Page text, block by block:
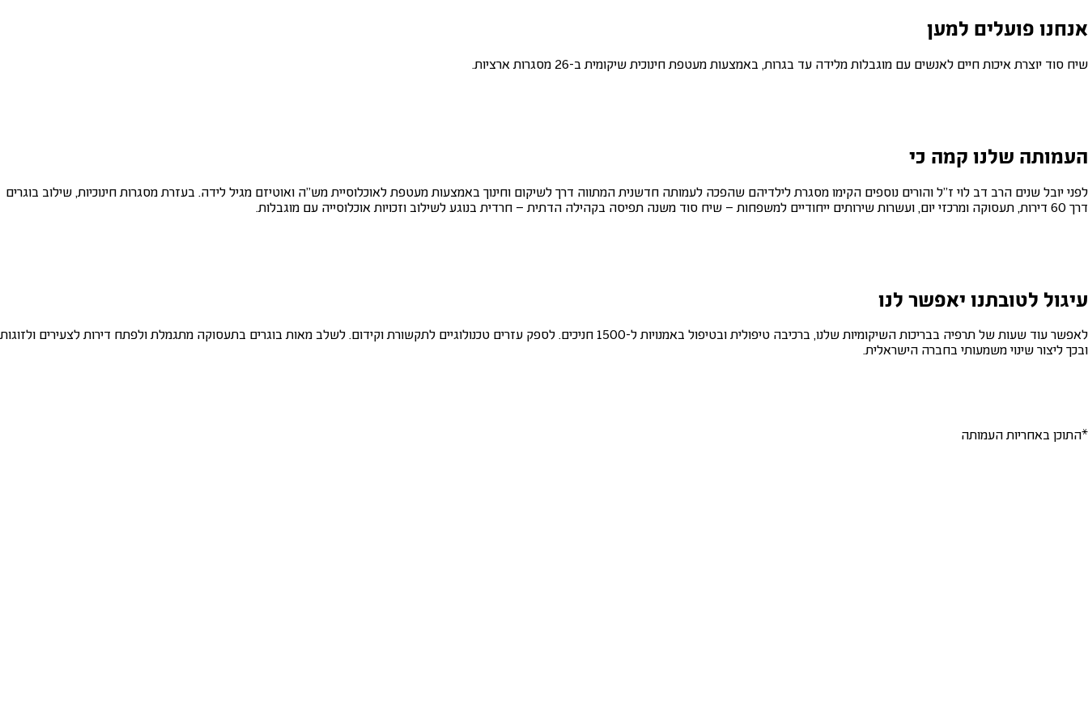
אנחנו פועלים למען
שיח סוד יוצרת איכות חיים לאנשים עם מוגבלות מלידה עד בגרות, באמצעות מעטפת חינוכית שיקומית ב-26 מסגרות ארציות.
העמותה שלנו קמה כי
לפני יובל שנים הרב דב לוי ז"ל והורים נוספים הקימו מסגרת לילדיהם שהפכה לעמותה חדשנית המתווה דרך לשיקום וחינוך באמצעות מעטפת לאוכלוסיית מש"ה ואוטיזם מגיל לידה. בעזרת מסגרות חינוכיות, שילוב בוגרים
דרך 60 דירות, תעסוקה ומרכזי יום, ועשרות שירותים ייחודיים למשפחות – שיח סוד משנה תפיסה בקהילה הדתית – חרדית בנוגע לשילוב וזכויות אוכלוסייה עם מוגבלות.
עיגול לטובתנו יאפשר לנו
לאפשר עוד שעות של תרפיה בבריכות השיקומיות שלנו, ברכיבה טיפולית ובטיפול באמנויות ל-1500 חניכים. לספק עזרים טכנולוגיים לתקשורת וקידום. לשלב מאות בוגרים בתעסוקה מתגמלת ולפתח דירות לצעירים ולזוגות
ובכך ליצור שינוי משמעותי בחברה הישראלית.
*התוכן באחריות העמותה